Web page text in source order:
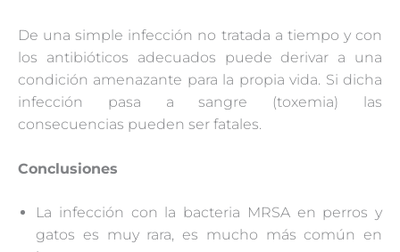
De una simple infección no tratada a tiempo y con
los antibióticos adecuados puede derivar a una
condición amenazante para la propia vida. Si dicha
infección pasa a sangre (toxemia) las
consecuencias pueden ser fatales.
Conclusiones
La infección con la bacteria MRSA en perros y
gatos es muy rara, es mucho más común en